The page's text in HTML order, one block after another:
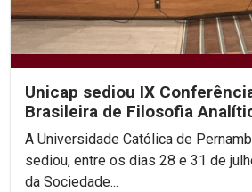
Unicap sediou IX
Brasileira de Filosofia
A Universidade Católica de
sediou, entre os dias 28 e 31 de
da Sociedade...